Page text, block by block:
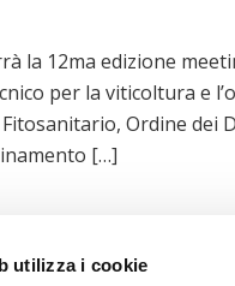
utilizza i cookie
la 12ma edizione
per la viticoltura e
Ordine
[…]